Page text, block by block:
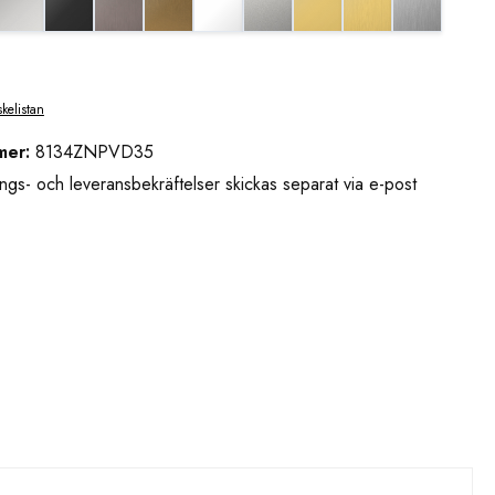
8134ZNPVD35
och leveransbekräftelser skickas separat via e-post